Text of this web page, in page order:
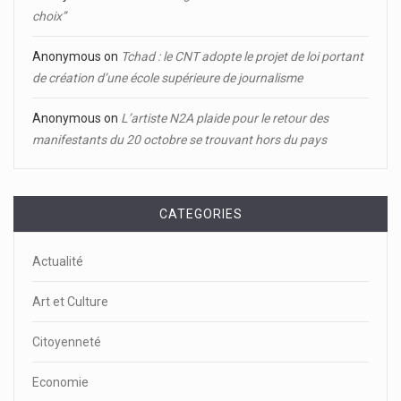
choix’’
Anonymous on Tchad : le CNT adopte le projet de loi portant
de création d’une école supérieure de journalisme
Anonymous on L’artiste N2A plaide pour le retour des
manifestants du 20 octobre se trouvant hors du pays
CATEGORIES
Actualité
Art et Culture
Citoyenneté
Economie